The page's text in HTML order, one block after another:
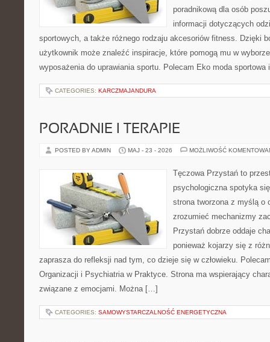
poradnikową dla osób
informacji dotyczących
sportowych, a także różnego rodzaju akcesoriów fitness. Dzięki
użytkownik może znaleźć inspiracje, które pomogą mu w
wyposażenia do uprawiania sportu. Polecam Eko moda
CATEGORIES: KARCZMAJANDURA
PORADNIE I TERAPIE
POSTED BY ADMIN MAJ - 23 - 2026 MOŻLIWOŚĆ
Tęczowa Przystań to
psychologiczna spotyka
strona tworzona z myślą o
zrozumieć mechanizmy
Przystań dobrze oddaje
ponieważ kojarzy się z
zaprasza do refleksji nad tym, co dzieje się w człowieku.
Organizacji i Psychiatria w Praktyce. Strona ma wspierający
związane z emocjami. Można […]
CATEGORIES: SAMOWYSTARCZALNOŚĆ ENERGETYCZNA